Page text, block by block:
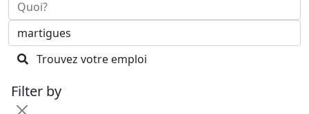
Trouvez votre emploi
Filter by